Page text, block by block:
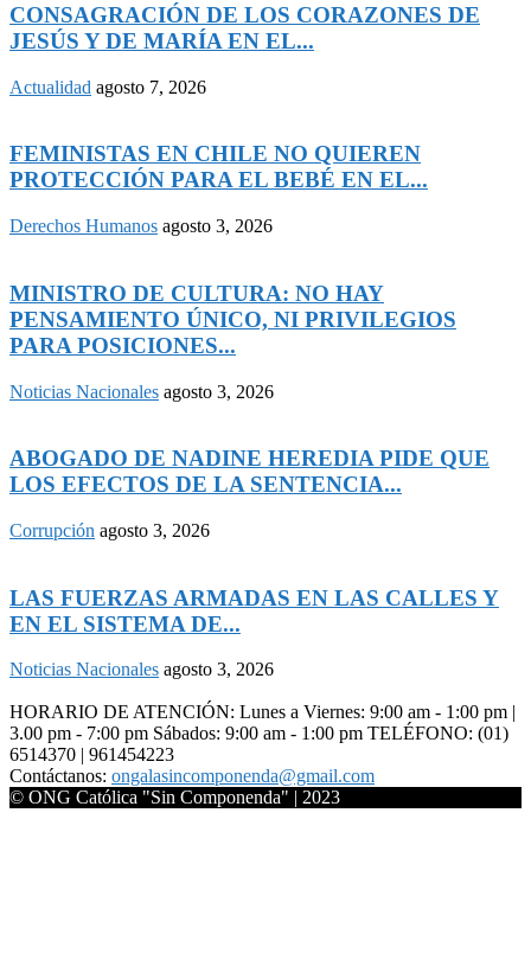
CONSAGRACIÓN DE LOS CORAZONES DE
JESÚS Y DE MARÍA EN EL...
Actualidad agosto 7, 2026
FEMINISTAS EN CHILE NO QUIEREN
PROTECCIÓN PARA EL BEBÉ EN EL...
Derechos Humanos agosto 3, 2026
MINISTRO DE CULTURA: NO HAY
PENSAMIENTO ÚNICO, NI PRIVILEGIOS
PARA POSICIONES...
Noticias Nacionales agosto 3, 2026
ABOGADO DE NADINE HEREDIA PIDE QUE
LOS EFECTOS DE LA SENTENCIA...
Corrupción agosto 3, 2026
LAS FUERZAS ARMADAS EN LAS CALLES Y
EN EL SISTEMA DE...
Noticias Nacionales agosto 3, 2026
HORARIO DE ATENCIÓN: Lunes a Viernes: 9:00 am - 1:00 pm |
3.00 pm - 7:00 pm Sábados: 9:00 am - 1:00 pm TELÉFONO: (01)
6514370 | 961454223
Contáctanos: ongalasincomponenda@gmail.com
© ONG Católica "Sin Componenda" | 2023